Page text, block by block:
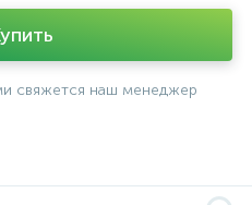
свяжется наш менеджер